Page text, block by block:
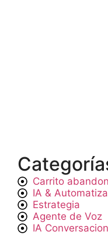
Carrito
IA &
Estrategia
Agente de Voz
IA